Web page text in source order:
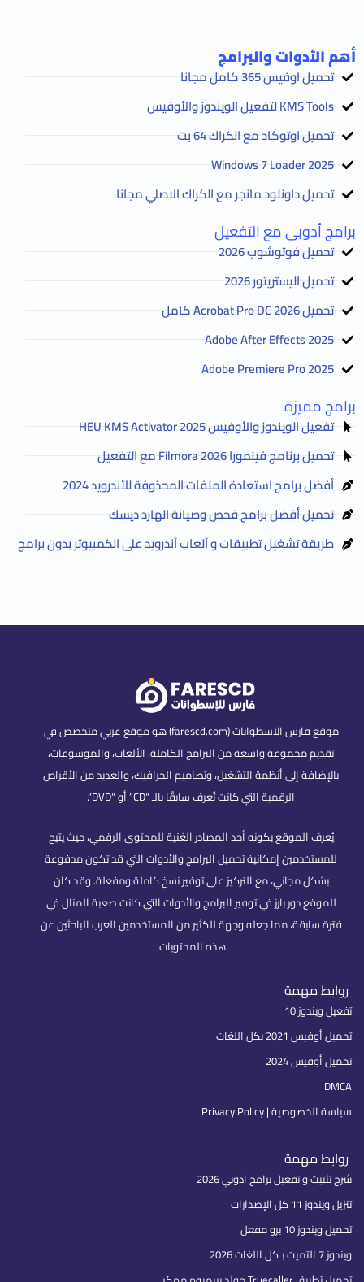
أهم الأدوات والبرامج
تحميل اوفيس 365 كامل مجانا
KMS Tools لتفعيل الويندوز والأوفيس
تحميل اوتوكاد مع الكراك 64 بت
2025 Windows 7 Loader
تحميل داونلود مانجر مع الكراك الاصلي مجانا
برامج أدوبى مع التفعيل
تحميل فوتوشوب 2026
تحميل اليستريتور 2026
تحميل Acrobat Pro DC 2026 كامل
Adobe After Effects 2025
Adobe Premiere Pro 2025
برامج مميزة
تفعيل الويندوز والأوفيس HEU KMS Activator 2025
تحميل برنامج فيلمورا Filmora 2026 مع التفعيل
أفضل برامج استعادة الملفات المحذوفة للأندرويد 2024
تحميل أفضل برامج فحص وصيانة الهارد ديسك
طريقة تشغيل تطبيقات و ألعاب أندرويد على الكمبيوتر بدون برامج
موقع فارس الاسطوانات (farescd.com) هو موقع عربي متخصص في
تقديم مجموعة واسعة من البرامج الكاملة، الألعاب، والموسوعات،
بالإضافة إلى أنظمة التشغيل، وتصاميم الجرافيك، والعديد من الأقراص
الرقمية التي كانت تُعرف سابقًا بالـ “CD” أو “DVD”.
يُعرف الموقع بكونه أحد المصادر الغنية للمحتوى الرقمي، حيث يتيح
للمستخدمين إمكانية تحميل البرامج والأدوات التي قد تكون مدفوعة
بشكل مجاني، مع التركيز على توفير نسخ كاملة ومفعلة. وقد كان
للموقع دور بارز في توفير البرامج والأدوات التي كانت صعبة المنال في
فترة سابقة، مما جعله وجهة للكثير من المستخدمين العرب الباحثين عن
هذه المحتويات.
روابط مهمة
تفعيل ويندوز 10
تحميل أوفيس 2021 بكل اللغات
تحميل أوفيس 2024
DMCA
سياسة الخصوصية | Privacy Policy
روابط مهمة
شرح تثبيت و تفعيل برامج ادوبي 2026
تنزيل ويندوز 11 كل الإصدارات
تحميل ويندوز 10 برو مفعل
ويندوز 7 التميت بـكل اللغات 2026